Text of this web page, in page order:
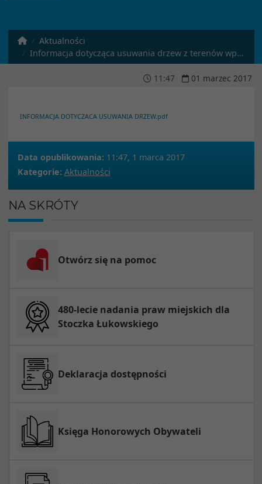
Aktualności
Informacja dotycząca usuwania drzew z terenów wpisanych do rejestru zabytków
11 :47 01 marzec 2017
INFORMACJA DOTYCZACA USUWANIA DRZEW.pdf
Data opublikowania: 11:47, 1 marca 2017
Kategorie: Aktualności
NA SKRÓTY
Otwórz się na pomoc
480-lecie nadania praw miejskich dla
Stoczka Łukowskiego
Deklaracja dostępności
Księga Honorowych Obywateli